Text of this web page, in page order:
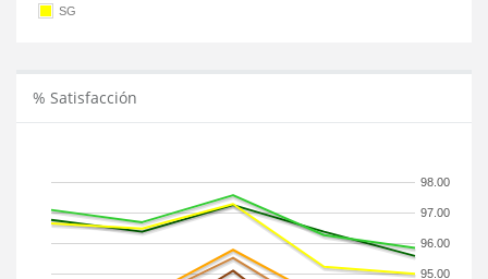
SG
% Satisfacción
95.00
96.00
97.00
98.00